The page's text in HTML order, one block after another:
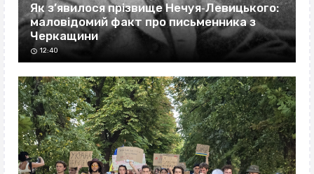
Як з’явилося прізвище Нечуя‐Левицького:
маловідомий факт про письменника з
Черкащини
12:40